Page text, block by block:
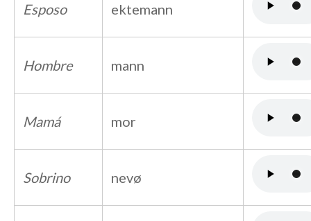
Esposo ektemann
Hombre mann
Mamá mor
Sobrino nevø